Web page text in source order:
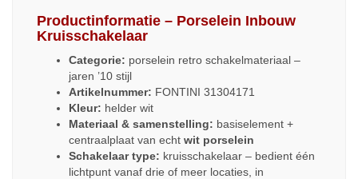
Productinformatie – Porselein Inbouw
Kruisschakelaar
Categorie: porselein retro schakelmateriaal –
jaren ’10 stijl
Artikelnummer: FONTINI 31304171
Kleur: helder wit
Materiaal & samenstelling: basiselement +
centraalplaat van echt wit porselein
Schakelaar type: kruisschakelaar – bedient één
lichtpunt vanaf drie of meer locaties, in